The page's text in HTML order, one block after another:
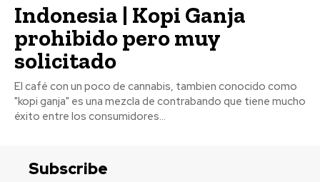
Indonesia | Kopi Ganja
prohibido pero muy
solicitado
El café con un poco de cannabis, tambien conocido como
"kopi ganja" es una mezcla de contrabando que tiene mucho
éxito entre los consumidores...
Subscribe